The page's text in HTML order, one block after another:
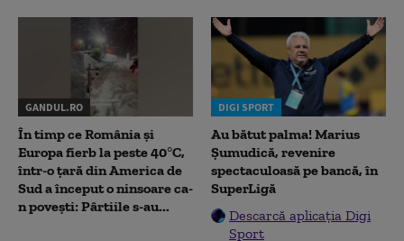
GANDUL.RO
În timp ce România și
Europa fierb la peste 40°C,
într-o țară din America de
Sud a început o ninsoare ca-
n povești: Pârtiile s-au...
DIGI SPORT
Au bătut palma! Marius
Șumudică, revenire
spectaculoasă pe bancă, în
SuperLigă
Descarcă aplicația Digi
Sport